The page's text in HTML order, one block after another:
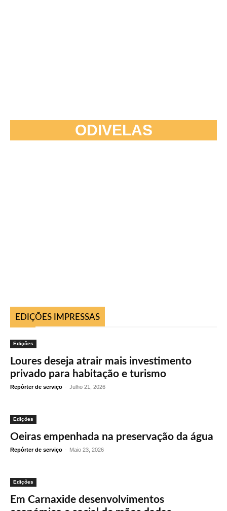
ODIVELAS
EDIÇÕES IMPRESSAS
Edições
Loures deseja atrair mais investimento
privado para habitação e turismo
Repórter de serviço - Julho 21, 2026
Edições
Oeiras empenhada na preservação da água
Repórter de serviço - Maio 23, 2026
Edições
Em Carnaxide desenvolvimentos